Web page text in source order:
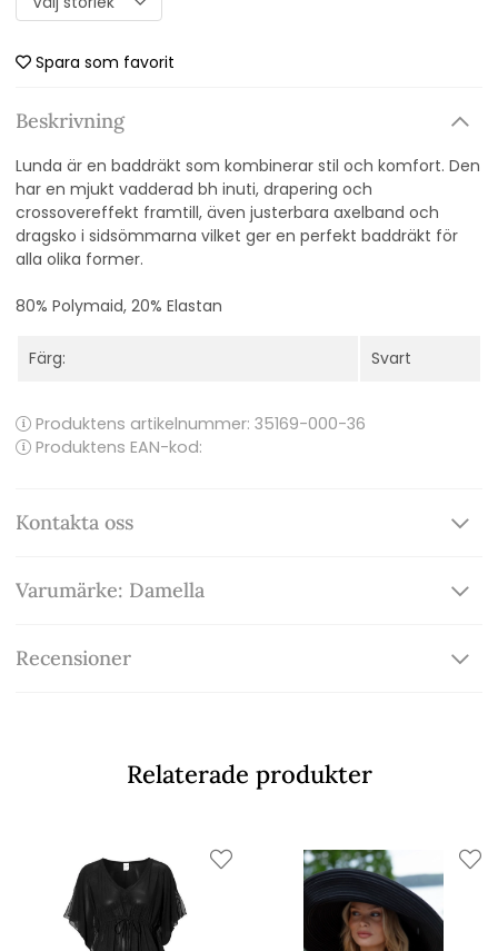
Spara som favorit
Beskrivning
Lunda är en baddräkt som kombinerar stil och komfort. Den
har en mjukt vadderad bh inuti, drapering och
crossovereffekt framtill, även justerbara axelband och
dragsko i sidsömmarna vilket ger en perfekt baddräkt för
alla olika former.
80% Polymaid, 20% Elastan
Färg: Svart
Produktens artikelnummer: 35169-000-36
Produktens EAN-kod:
Kontakta oss
Varumärke: Damella
Recensioner
Relaterade produkter